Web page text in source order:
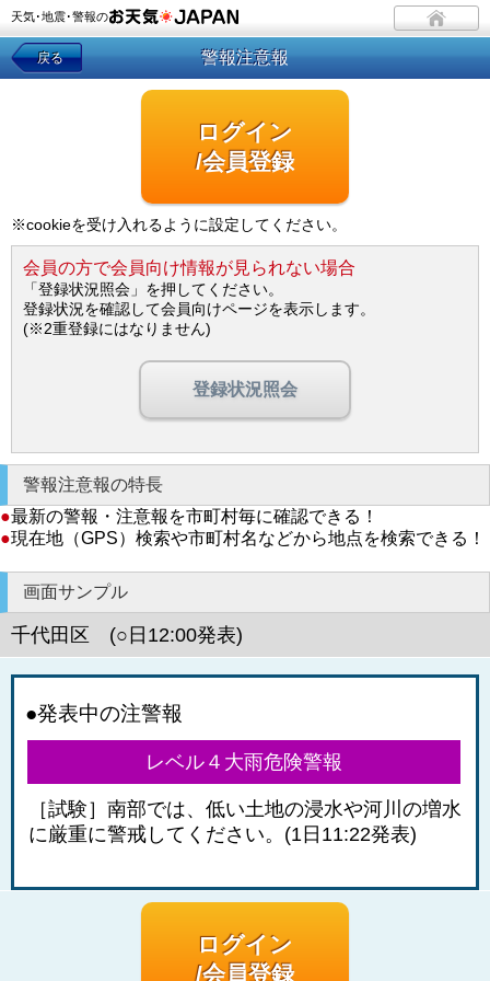
天気･地震･警報の
戻る 警報注意報
ログイン
/会員登録
※cookieを受け入れるように設定してください。
会員の方で会員向け情報が見られない場合
「登録状況照会」を押してください。
登録状況を確認して会員向けページを表示します。
(※2重登録にはなりません)
登録状況照会
警報注意報の特長
●最新の警報・注意報を市町村毎に確認できる！
●現在地（GPS）検索や市町村名などから地点を検索できる！
画面サンプル
千代田区 (○日12:00発表)
●発表中の注警報
レベル４大雨危険警報
［試験］南部では、低い土地の浸水や河川の増水
に厳重に警戒してください。(1日11:22発表)
ログイン
/会員登録